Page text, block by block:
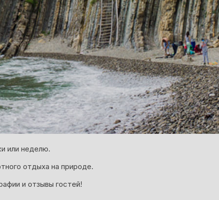
или неделю.
отдыха на природе.
и отзывы гостей!